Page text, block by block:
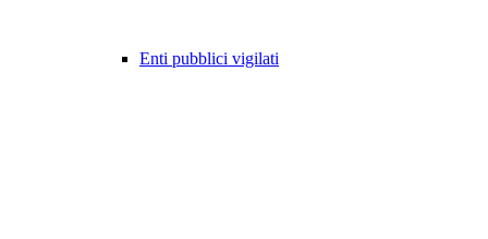
Enti pubblici vigilati